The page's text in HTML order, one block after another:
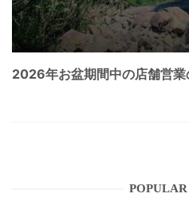
2026年お盆期間中の店舗営業
POPULAR